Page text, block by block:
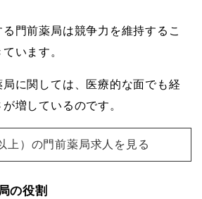
門前薬局は競争力を維持するこ
います。
に関しては、医療的な面でも経
増しているのです。
上）の門前薬局求人を見る
の役割